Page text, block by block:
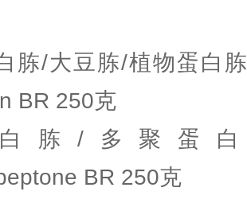
胨/大豆胨/植物蛋白
BR 250克
胨/多聚蛋
BR 250克